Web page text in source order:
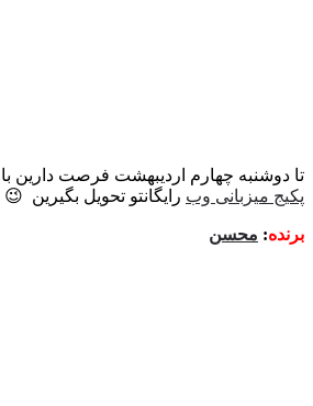
تا دوشنبه چهارم اردیبهشت فرصت دارین
پکیج میزبانی وب رایگانتو تحویل بگیرین 😉
برنده: محسن